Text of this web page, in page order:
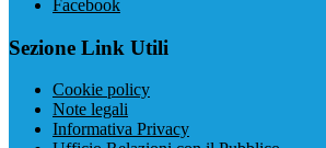
Facebook
Sezione Link Utili
Cookie policy
Note legali
Informativa Privacy